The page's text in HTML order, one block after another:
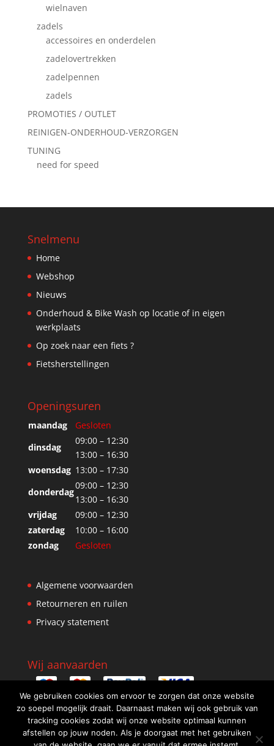
wielnaven
zadels
accessoires en onderdelen
zadelovertrekken
zadelpennen
zadels
PROMOTIES / OUTLET
REINIGEN-ONDERHOUD-VERZORGEN
TUNING
need for speed
Snelmenu
Home
Webshop
Nieuws
Onderhoud & Bike Wash op locatie of in eigen
werkplaats
Op zoek naar een fiets ?
Fietsherstellingen
Openingsuren
maandag
Gesloten
dinsdag
09:00 – 12:30
13:00 – 16:30
woensdag 13:00 – 17:30
donderdag
09:00 – 12:30
13:00 – 16:30
vrijdag
09:00 – 12:30
zaterdag
10:00 – 16:00
zondag
Gesloten
Algemene voorwaarden
Retourneren en ruilen
Privacy statement
Wij aanvaarden
We gebruiken cookies om ervoor te zorgen dat onze website
zo soepel mogelijk draait. Daarnaast maken wij ook gebruik van
tracking cookies zodat wij onze website optimaal kunnen
afstellen op jouw noden. Als je doorgaat met het gebruiken